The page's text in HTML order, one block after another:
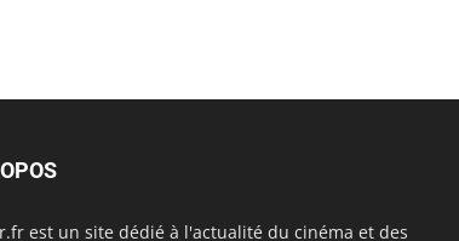
est un site dédié à l'actualité du cinéma et des